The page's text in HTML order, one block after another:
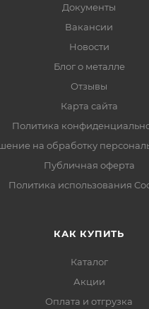
Документы
Вакансии
Новости
Блог о металле
Отзывы
Карта сайта
Политика
на обработку
Публичная оферта
Политика использования
КАК КУПИТЬ
Каталог
Акции
Оплата и отгрузка